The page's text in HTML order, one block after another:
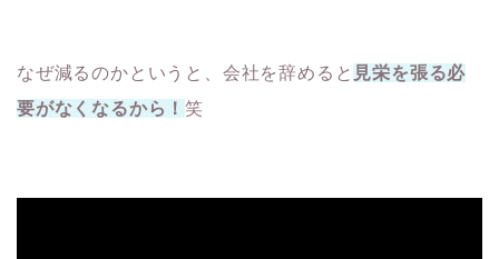
なぜ減るのかというと、会社を辞めると 見栄を張る必
要がなくなるから！笑